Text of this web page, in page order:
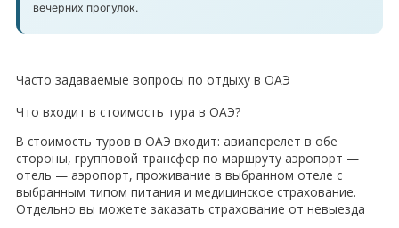
вечерних прогулок.
Часто задаваемые вопросы по отдыху в ОАЭ
Что входит в стоимость тура в ОАЭ?
В стоимость туров в ОАЭ входит: авиаперелет в обе
стороны, групповой трансфер по маршруту аэропорт —
отель — аэропорт, проживание в выбранном отеле с
выбранным типом питания и медицинское страхование.
Отдельно вы можете заказать страхование от невыезда